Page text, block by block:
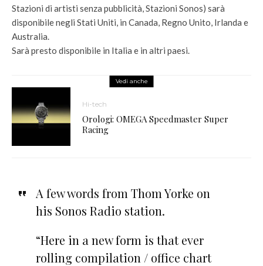
Stazioni di artisti senza pubblicità, Stazioni Sonos) sarà
disponibile negli Stati Uniti, in Canada, Regno Unito, Irlanda e
Australia.
Sarà presto disponibile in Italia e in altri paesi.
Vedi anche
Hi-tech
Orologi: OMEGA Speedmaster Super
Racing
A few words from Thom Yorke on
his Sonos Radio station.
“Here in a new form is that ever
rolling compilation / office chart